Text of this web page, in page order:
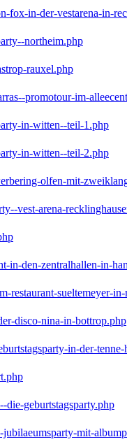
fox-in-der-vestarena-in-
northeim.php
rauxel.php
promotour-im-
in-witten--teil-1.php
in-witten--teil-2.php
olfen-mit-
vest-arena-
in-den-zentralhallen-in-
restaurant-sueltemeyer-
disco-nina-in-bottrop.php
in-der-tenne-
die-geburtstagsparty.php
mit-